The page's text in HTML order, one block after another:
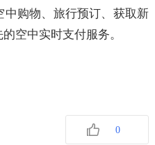
中购物、旅行预订、获取新
空中实时支付服务。
0